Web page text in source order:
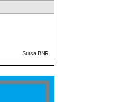
Sursa BNR